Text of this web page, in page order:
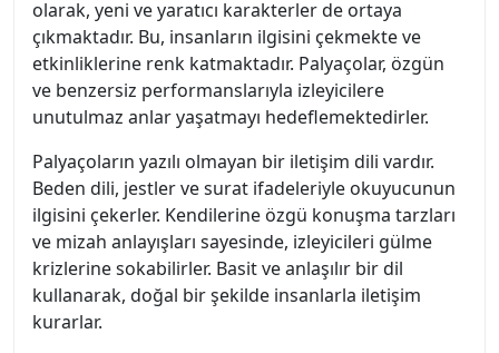
olarak, yeni ve yaratıcı karakterler de ortaya
çıkmaktadır. Bu, insanların ilgisini çekmekte ve
etkinliklerine renk katmaktadır. Palyaçolar, özgün
ve benzersiz performanslarıyla izleyicilere
unutulmaz anlar yaşatmayı hedeflemektedirler.
Palyaçoların yazılı olmayan bir iletişim dili vardır.
Beden dili, jestler ve surat ifadeleriyle okuyucunun
ilgisini çekerler. Kendilerine özgü konuşma tarzları
ve mizah anlayışları sayesinde, izleyicileri gülme
krizlerine sokabilirler. Basit ve anlaşılır bir dil
kullanarak, doğal bir şekilde insanlarla iletişim
kurarlar.